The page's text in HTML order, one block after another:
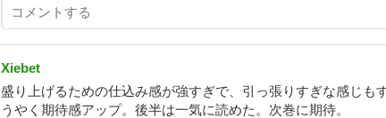
Xiebet
盛り上げるための仕込み感が強すぎで、引っ張りすぎな感じも
うやく期待感アップ。後半は一気に読めた。次巻に期待。